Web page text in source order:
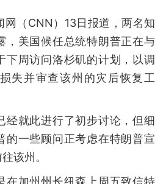
网（CNN）13日报道，两名知
，美国候任总统特朗普正在与
下周访问洛杉矶的计划，以调
失并审查该州的灾后恢复工
经就此进行了初步讨论，但细
的一些顾问正考虑在特朗普宣
该州。
在加州州长纽森上周五致信特